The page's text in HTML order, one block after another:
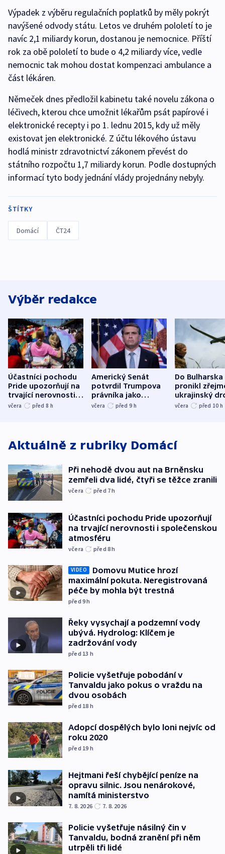
Výpadek z výběru regulačních poplatků by měly pokrýt
navýšené odvody státu. Letos ve druhém pololetí to je
navíc 2,1 miliardy korun, dostanou je nemocnice. Příští
rok za obě pololetí to bude o 4,2 miliardy více, vedle
nemocnic tak mohou dostat kompenzaci ambulance a
část lékáren.
Němeček dnes předložil kabinetu také novelu zákona o
léčivech, kterou chce umožnit lékařům psát papírové i
elektronické recepty i po 1. lednu 2015, kdy už měly
existovat jen elektronické. Z účtu lékového ústavu
hodlá ministr zdravotnictví zákonem převést do
státního rozpočtu 1,7 miliardy korun. Podle dostupných
informací tyto body jednání vlády projednány nebyly.
ŠTÍTKY
Domácí ČT24
Výběr redakce
Účastníci pochodu
Pride upozorňují na
trvající nerovnosti i
společenskou
včera před 8 h
Americký Senát
potvrdil Trumpova
právníka jako
ministra
včera před 9 h
Do Bulharska
pronikl
ukrajinský
explodoval
včera před 10 h
Aktuálně z rubriky Domácí
Při nehodě dvou aut na Brněnsku
zemřeli dva lidé, čtyři se těžce zranili
včera před 7h
Účastníci pochodu Pride upozorňují
na trvající nerovnosti i společenskou
atmosféru
včera před 8h
VIDEO
Domovu Mutice hrozí
maximální pokuta. Neregistrovaná
péče by mohla být trestná
před 9h
Řeky vysychají a podzemní vody
ubývá. Hydrolog: Klíčem je
zadržování vody
před 13 h
Policie vyšetřuje pobodání v
Tanvaldu jako pokus o vraždu na
dvou osobách
před 18 h
Adopcí dospělých bylo loni nejvíc od
roku 2020
před 19 h
Hejtmani řeší chybějící peníze na
opravu silnic. Jsou nenárokové,
namítá ministerstvo
7. 8. 2026 7. 8. 2026
Policie vyšetřuje násilný čin v
Tanvaldu, bodná zranění při něm
utrpěli tři lidé